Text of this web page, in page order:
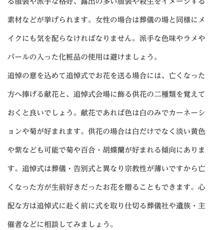
素材などが挙げられます。女性の場合は葬儀の場と同様にメ
イクにも気を配らなければなりません。派手な色味やラメや
パールの入った化粧品の使用は避けましょう。
追悼の意を込めて追悼式でお花を送る場合には、亡くなった
方へ捧げる献花と、追悼式会場に飾る供花の二種類を覚えて
おくと良いでしょう。献花であれば色は白のみでカーネーシ
ョンや菊が好まれます。供花の場合は白だけでなく淡い黄色
や紫なども可能で菊や百合・胡蝶蘭が好まれる傾向にありま
す。追悼式は葬儀・告別式と異なり宗教性が薄いですから亡
くなった方が生前好きだったお花を贈ることもできます。心
配な方は追悼式に赴く前に式を取り仕切る葬儀社や遺族・主
催者などに相談してみましょう。